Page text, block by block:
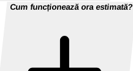
Cum funcționează ora estimată?